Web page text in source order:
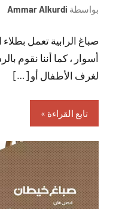
بواسطة Ammar Alkurdi
صباغ الرابية تعمل
أسوار ، كما أننا نقوم
لغرف الأطفال أو […]
تابع القراءة